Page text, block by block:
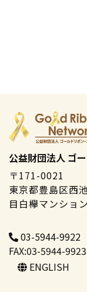
公益財団法人 ゴ
〒171-0021
東京都豊島区西
目白欅マンショ
03-5944-9922
FAX:03-5944-9923
ENGLISH